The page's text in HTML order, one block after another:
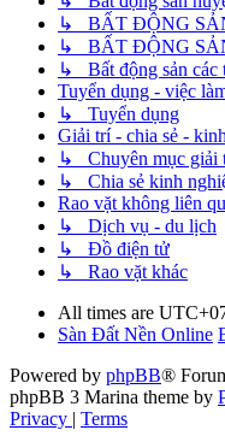
↳ BẤT ĐỘNG
↳ BẤT ĐỘNG
↳ Bất động sản các
Tuyển dụng - việc
↳ Tuyển dụng
Giải trí - chia sẻ -
↳ Chuyên mục giải
↳ Chia sẻ kinh
Rao vặt không liên
↳ Dịch vụ - du lịch
↳ Đồ điện tử
↳ Rao vặt khác
All times are
Sàn Đất Nền Online
Powered by phpBB®
phpBB 3 Marina theme by
Privacy | Terms